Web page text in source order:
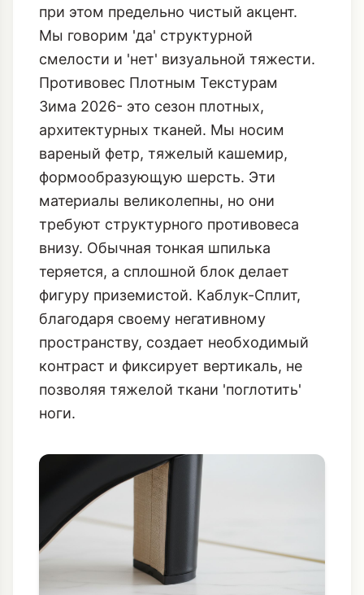
при этом предельно чистый акцент.
Мы говорим 'да' структурной
смелости и 'нет' визуальной тяжести.
Противовес Плотным Текстурам
Зима 2026- это сезон плотных,
архитектурных тканей. Мы носим
вареный фетр, тяжелый кашемир,
формообразующую шерсть. Эти
материалы великолепны, но они
требуют структурного противовеса
внизу. Обычная тонкая шпилька
теряется, а сплошной блок делает
фигуру приземистой. Каблук-Сплит,
благодаря своему негативному
пространству, создает необходимый
контраст и фиксирует вертикаль, не
позволяя тяжелой ткани 'поглотить'
ноги.